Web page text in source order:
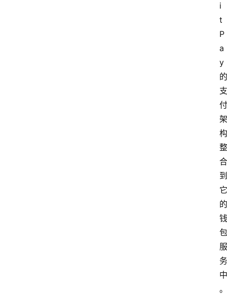
i
t
P
a
y
的
支
付
架
构
整
合
到
它
的
钱
包
服
务
中
。